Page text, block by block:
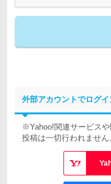
外部アカウントでログイ
※Yahoo!関連サービス
投稿は一切行われません